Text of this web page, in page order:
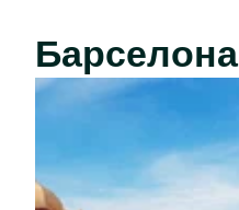
Барселона